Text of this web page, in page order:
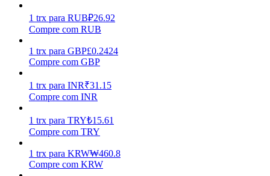
Ganhar
1 trx para RUB₽26.92
Compre com RUB
1 trx para GBP£0.2424
Compre com GBP
1 trx para INR₹31.15
Compre com INR
1 trx para TRY₺15.61
Compre com TRY
1 trx para KRW₩460.8
Compre com KRW